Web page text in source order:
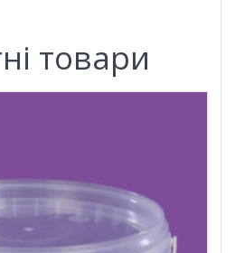
товари